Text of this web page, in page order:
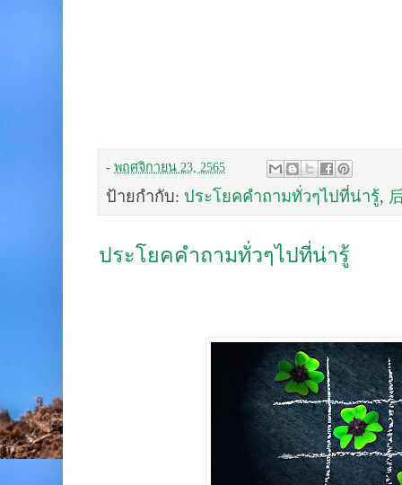
- พฤศจิกายน 23, 2565
ป้ายกำกับ: ประโยคคำถามทั่วๆไปที่น่ารู้,
ประโยคคำถามทั่วๆไปที่น่ารู้